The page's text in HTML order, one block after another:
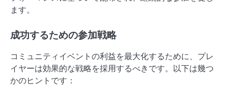
ます。
成功するための参加戦略
コミュニティイベントの利益を最大化するために、プレ
イヤーは効果的な戦略を採用するべきです。以下は幾つ
かのヒントです：